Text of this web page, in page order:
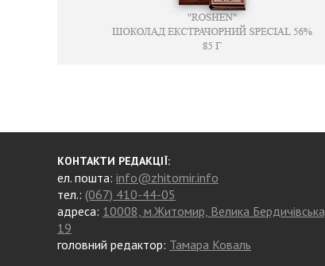
КОНТАКТИ РЕДАКЦІЇ:
ел. пошта: info@zhitomir.info
тел.: (067) 410-44-05
адреса: 10008, м.Житомир, Велика Бердичівська,
19
головний редактор: Тамара Коваль